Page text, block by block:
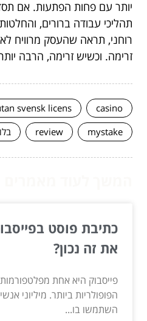
יותר עם פחות הפתעות. אם
תהליכי עבודה ברורים,
רוחני, תראה שהעסק מרוויח
זרימה. וכשיש זרימה, הרבה
casino
svensk licens
mystake
review
כתיבת פוסט
את זה נכון?
פייסבוק היא אחת
הפופולריות ביותר. מיליוני
השתמשו בו...